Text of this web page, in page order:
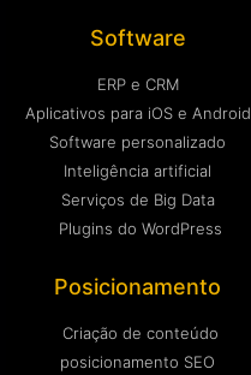
Software
ERP e CRM
Aplicativos para iOS e Android
Software personalizado
Inteligência artificial
Serviços de Big Data
Plugins do WordPress
Posicionamento
Criação de conteúdo
posicionamento SEO